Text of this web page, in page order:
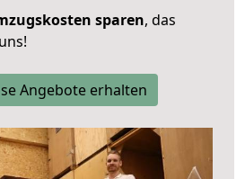
sparen, das
Angebote erhalten